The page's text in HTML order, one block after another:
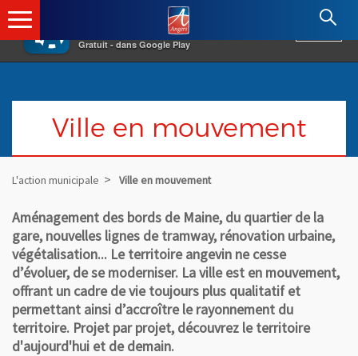
×
Gratuit - dans Google Play
Angers.fr : Retour à l'accueil
Ville en mouvement
L'action municipale Ville en mouvement
Aménagement des bords de Maine, du quartier de la
gare, nouvelles lignes de tramway, rénovation urbaine,
végétalisation... Le territoire angevin ne cesse
d’évoluer, de se moderniser. La ville est en mouvement,
offrant un cadre de vie toujours plus qualitatif et
permettant ainsi d’accroître le rayonnement du
territoire. Projet par projet, découvrez le territoire
d'aujourd'hui et de demain.